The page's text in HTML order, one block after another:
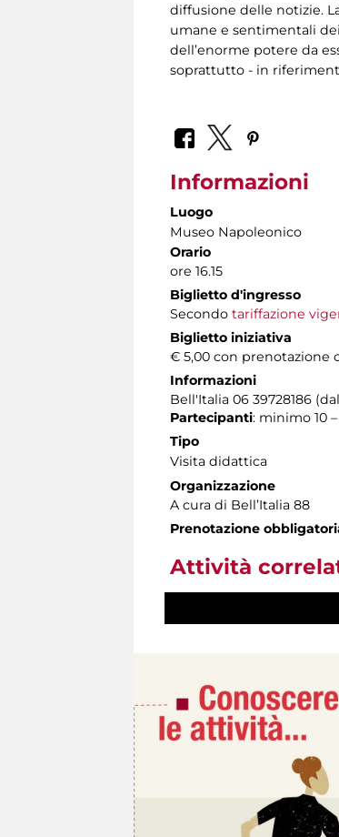
diffusione delle notizie.
umane e sentimentali
dell’enorme potere da
soprattutto - in
Informazioni
Luogo
Museo Napoleonico
Orario
ore 16.15
Biglietto d'ingresso
Secondo tariffazione
Biglietto iniziativa
€ 5,00 con prenotazione
Informazioni
Bell'Italia 06 39728186
Partecipanti: minimo 10
Tipo
Visita didattica
Organizzazione
A cura di Bell’Italia 88
Prenotazione
Attività